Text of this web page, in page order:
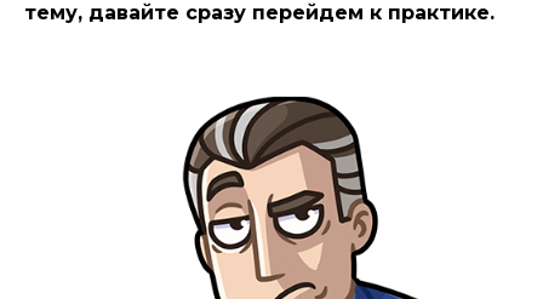
тему, давайте сразу перейдем к практике.